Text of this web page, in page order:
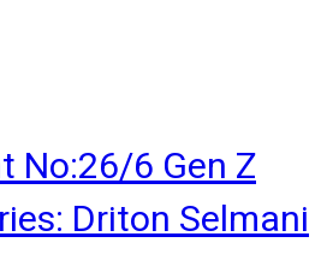
No:26/6 Gen Z
Driton Selmani